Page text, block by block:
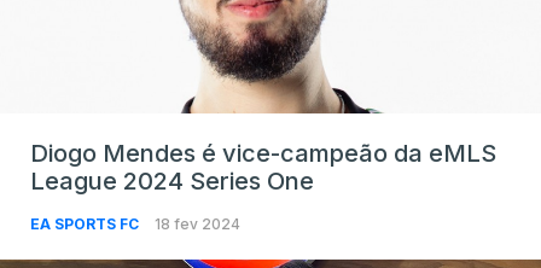
Diogo Mendes é vice-campeão da eMLS
League 2024 Series One
EA SPORTS FC 18 fev 2024